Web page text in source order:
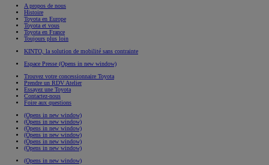
A propos de nous
Histoire
Toyota en Europe
Toyota et vous
Toyota en France
Toujours plus loin
KINTO, la solution de mobilité sans contrainte
Espace Presse (Opens in new window)
Trouvez votre concessionnaire Toyota
Prendre un RDV Atelier
Essayez une Toyota
Contactez-nous
Foire aux questions
(Opens in new window)
(Opens in new window)
(Opens in new window)
(Opens in new window)
(Opens in new window)
(Opens in new window)
(Opens in new window)